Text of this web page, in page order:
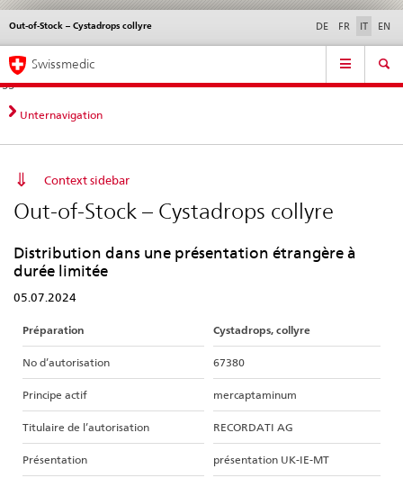
Navigazione
diretta:
novità,
aspetti
contatto
Novità &
norme
Contatto | Supporto &
aiuto
Out-of-Stock – Cystadrops collyre DE FR IT EN
Service
Navigation
Swissmedic
Unternavigation
Context sidebar
Out-of-Stock – Cystadrops collyre
Distribution dans une présentation étrangère à
durée limitée
05.07.2024
Préparation Cystadrops, collyre
No d’autorisation 67380
Principe actif mercaptaminum
Titulaire de l’autorisation RECORDATI AG
Présentation présentation UK-IE-MT